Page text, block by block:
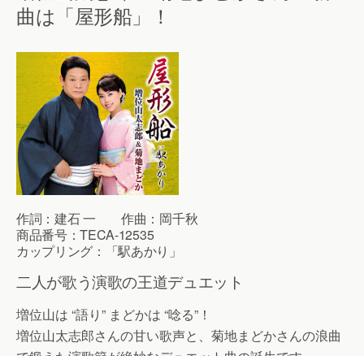
曲は「屋形船」！
作詞：建石 一 作曲：岡千秋
商品番号：TECA-12535
カップリング：「駅あかり」
二人が歌う演歌の王道デュエット
増位山は “語り” まどかは “唸る”！
増位山太志郎さんの甘い歌声と、菊地まどかさんの浪曲